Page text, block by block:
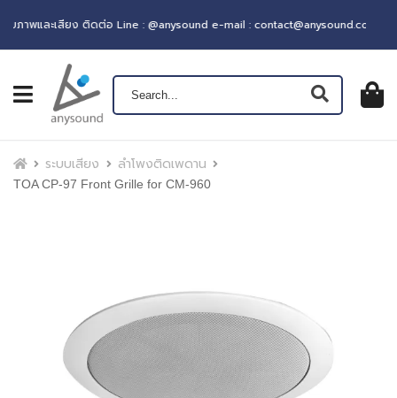
าพและเสียง ติดต่อ Line : @anysound e-mail : contact@anysound.co
เปิดเมนู ตะกร้
0฿
หน้าแรกระบบเสียง ลำโพงติดเพดาน
TOA CP-97 Front Grille for CM-960